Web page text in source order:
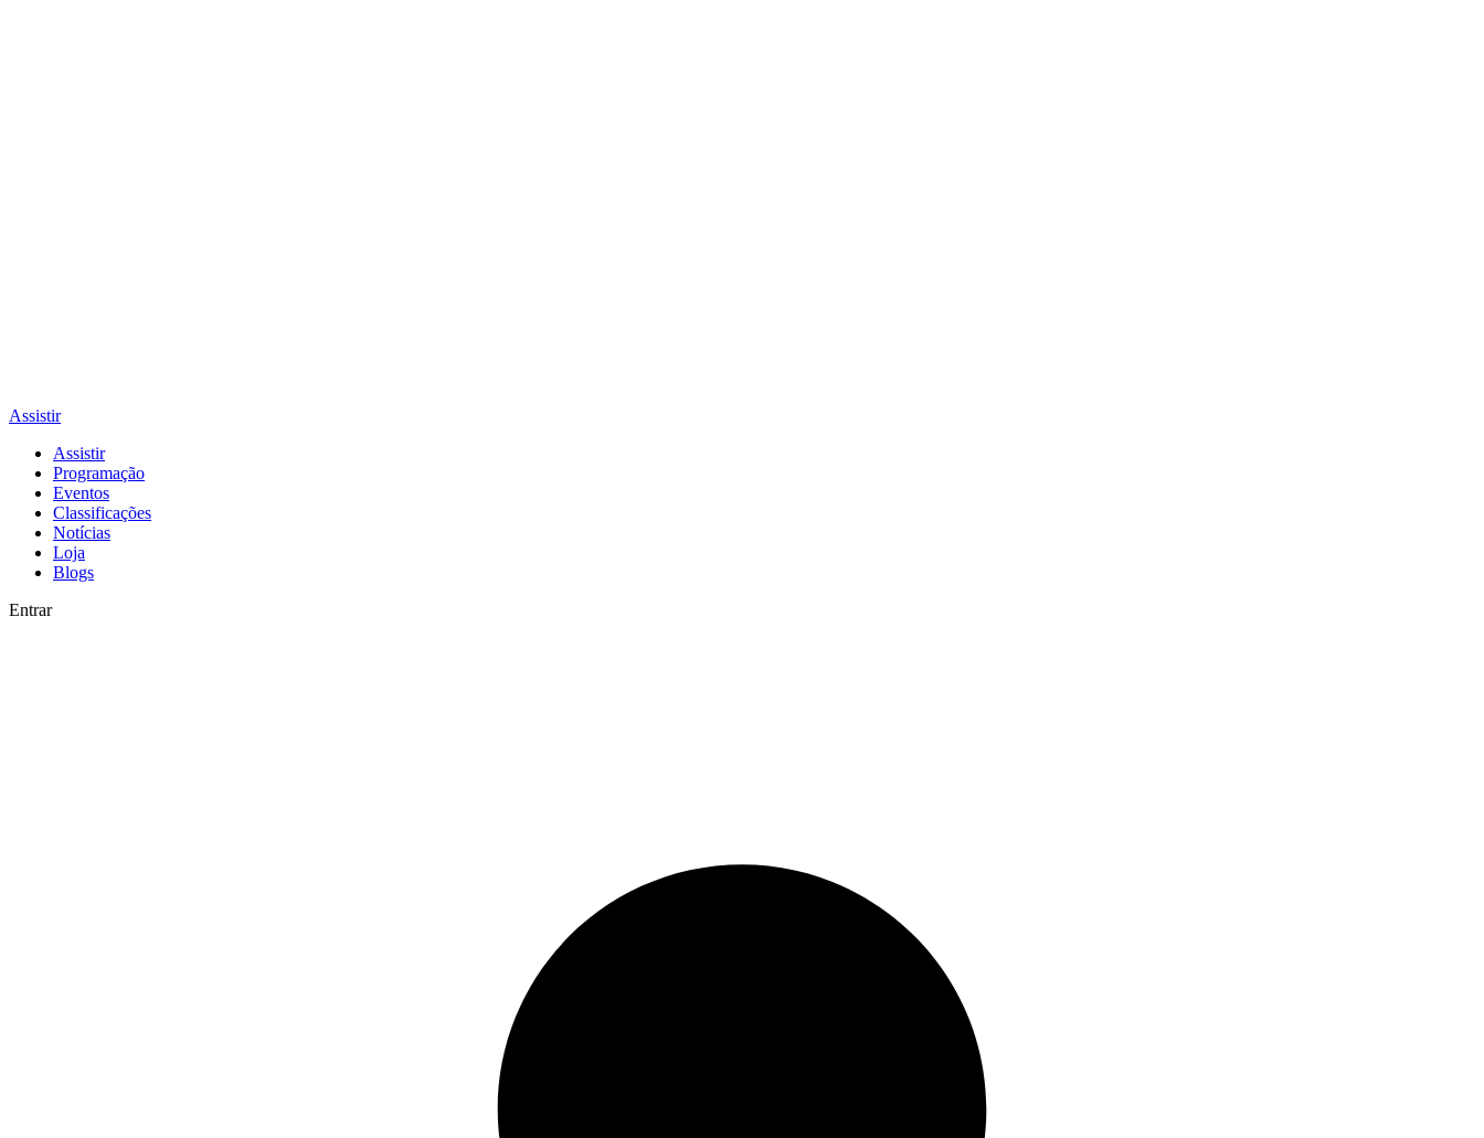
Assistir
Assistir
Programação
Eventos
Classificações
Notícias
Loja
Blogs
Entrar